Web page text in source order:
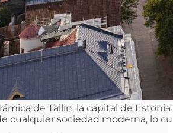
de Tallin, la capital de
cualquier sociedad moderna, lo